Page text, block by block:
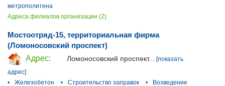
метрополитена
Адреса филиалов организации (2)
Мостоотряд-15, территориальная фирма
(Ломоносовский проспект)
Адрес:
Ломоносовский проспект...
[показать
адрес]
•
Железобетон • Строительство заправок •
Возведение